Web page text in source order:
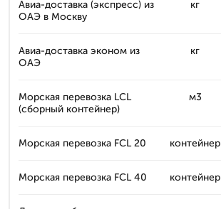
Авиа-доставка (экспресс) из
ОАЭ в Москву
кг
Авиа-доставка эконом из
ОАЭ
кг
Морская перевозка LCL
(сборный контейнер)
м3
Морская перевозка FCL 20 контейнер
Морская перевозка FCL 40 контейнер